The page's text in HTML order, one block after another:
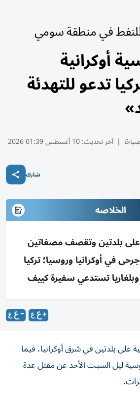
في منطقة سومي
أوكرانية
تدعو للتهدئة
| آخر تحديث:10 أغسطس 01:39 2026
شارك
الخلاصه
بلدتين وتقصف مصفاتين
في أوكرانيا وروسيا؛ تركيا
تستدعي سفيرة كييف
بلدتين في شرق أوكرانيا، فيما
ليل السبت الأحد عن مقتل عدة